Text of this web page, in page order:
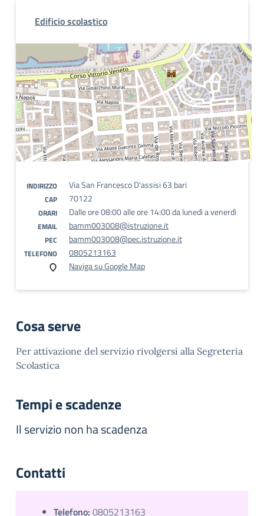
Edificio scolastico
INDIRIZZO Via San Francesco D'assisi 63 bari
CAP 70122
ORARI Dalle ore 08:00 alle ore 14:00 da lunedì a venerdì
EMAIL bamm003008@istruzione.it
PEC bamm003008@pec.istruzione.it
TELEFONO
0805213163
Naviga su Google Map
Cosa serve
Per attivazione del servizio rivolgersi alla Segreteria
Scolastica
Tempi e scadenze
Il servizio non ha scadenza
Contatti
Telefono: 0805213163